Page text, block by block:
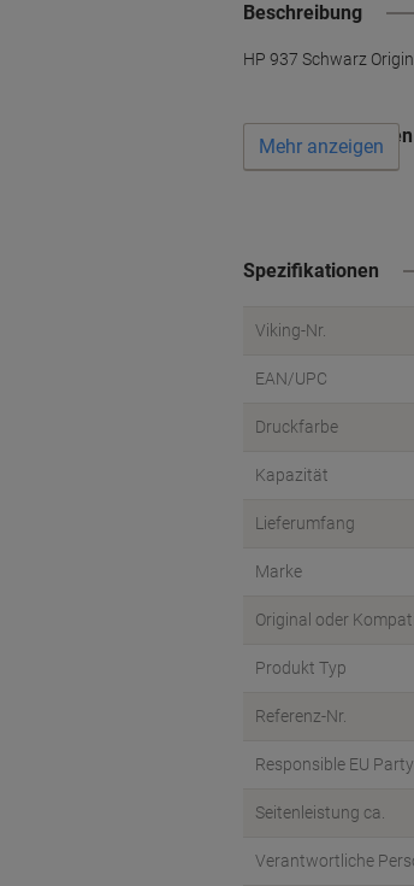
Beschreibung
HP 937 Schwarz
Wird oft
Mehr anzeigen
Spezifikationen
Viking-Nr.
EAN/UPC
Druckfarbe
Kapazität
Lieferumfang
Marke
Original oder
Produkt Typ
Referenz-Nr.
Responsible EU
Seitenleistung ca.
Verantwortliche